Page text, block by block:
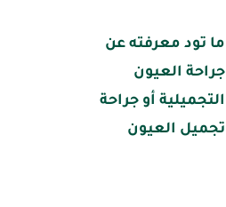
ما تود معرفته عن
جراحة العيون
التجميلية أو جراحة
تجميل العيون